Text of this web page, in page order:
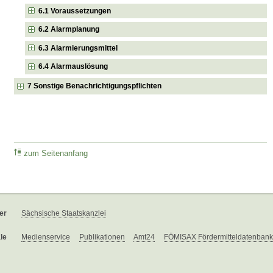
6.1 Voraussetzungen
6.2 Alarmplanung
6.3 Alarmierungsmittel
6.4 Alarmauslösung
7 Sonstige Benachrichtigungspflichten
zum Seitenanfang
Sächsische Staatskanzlei
Medienservice Publikationen Amt24 FÖMISAX Fördermitteldatenbank